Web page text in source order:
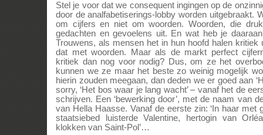
Stel je voor dat we consequent ingingen op de
door de analfabetiserings-lobby worden uitgebraakt.
om cijfers en niet om woorden. Woorden, die
gedachten en gevoelens uit. En wat heb je
Trouwens, als mensen het in hun hoofd halen kritiek
dat met woorden. Maar als de markt perfect
kritiek dan nog voor nodig? Dus, om ze het
kunnen we ze maar het beste zo weinig mogelijk
hierin zouden meegaan, dan deden we er goed aan
sorry, ‘Het bos waar je lang wacht’ – vanaf het de
schrijven. Een ‘bewerking door’, met de naam van
van Hella Haasse. Vanaf de eerste zin: ‘In haar met
staatsiebed luisterde Valentine, hertogin van
klokken van Saint-Pol’…